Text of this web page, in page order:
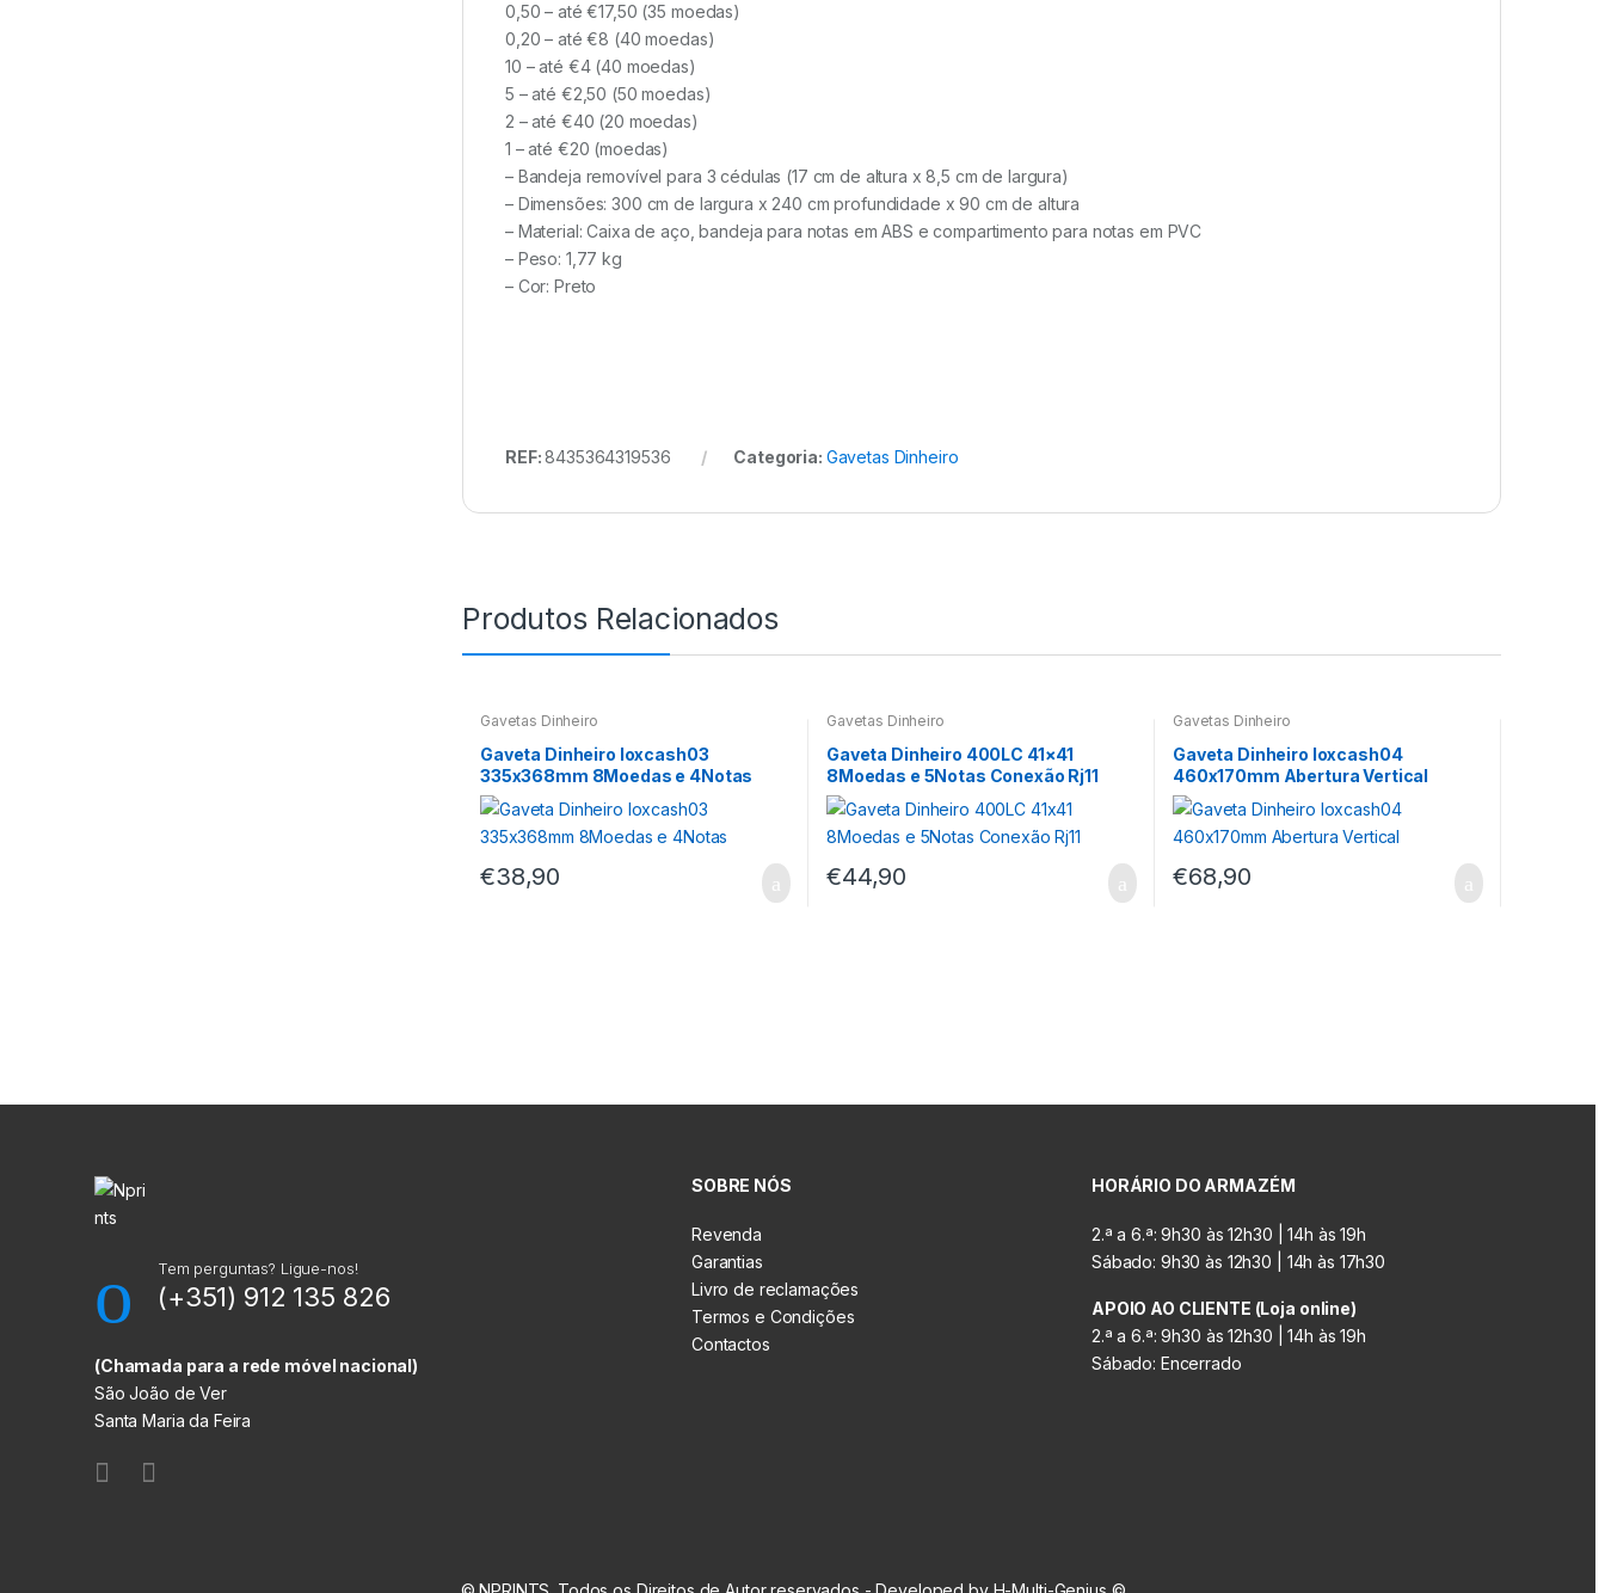
0,50 – até €17,50 (35 moedas)
0,20 – até €8 (40 moedas)
10 – até €4 (40 moedas)
5 – até €2,50 (50 moedas)
2 – até €40 (20 moedas)
1 – até €20 (moedas)
– Bandeja removível para 3 cédulas (17 cm de altura x 8,5 cm de largura)
– Dimensões: 300 cm de largura x 240 cm profundidade x 90 cm de altura
– Material: Caixa de aço, bandeja para notas em ABS e compartimento para notas em PVC
– Peso: 1,77 kg
– Cor: Preto
REF:8435364319536 Categoria: Gavetas Dinheiro
Produtos Relacionados
Gavetas Dinheiro
Gaveta Dinheiro Ioxcash03
335x368mm 8Moedas e 4Notas
€38,90
Gavetas Dinheiro
Gaveta Dinheiro 400LC 41×41
8Moedas e 5Notas Conexão Rj11
€44,90
Gavetas Dinheiro
Gaveta Dinheiro Ioxcash04
460x170mm Abertura Vertical
€68,90
Tem perguntas? Ligue-nos!
(+351) 912 135 826
(Chamada para a rede móvel nacional)
São João de Ver
Santa Maria da Feira
SOBRE NÓS
Revenda
Garantias
Livro de reclamações
Termos e Condições
Contactos
HORÁRIO DO ARMAZÉM
2.ª a 6.ª: 9h30 às 12h30 | 14h às 19h
Sábado: 9h30 às 12h30 | 14h às 17h30
APOIO AO CLIENTE (Loja online)
2.ª a 6.ª: 9h30 às 12h30 | 14h às 19h
Sábado: Encerrado